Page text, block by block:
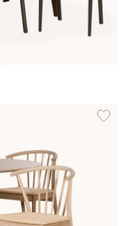
Lägg